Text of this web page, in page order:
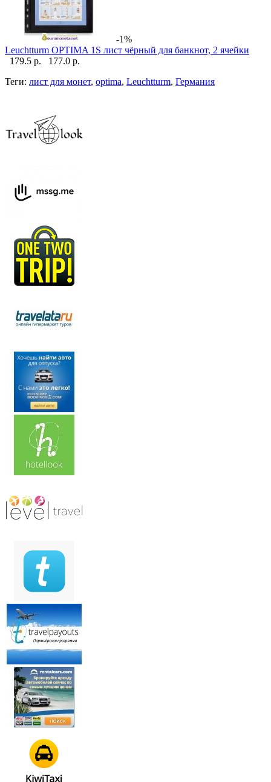
-1%
Leuchtturm OPTIMA 1S лист чёрный для банкнот, 2 ячейки
179.5 р.
177.0 р.
Теги: лист для монет, optima, Leuchtturm, Германия